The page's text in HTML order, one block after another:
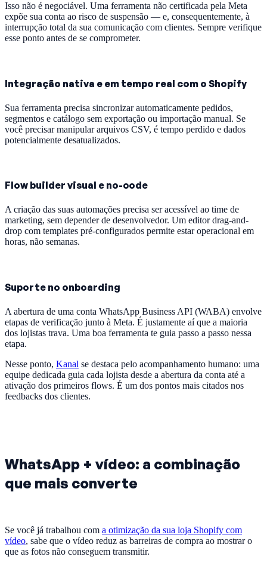
Isso não é negociável. Uma ferramenta não certificada pela Meta
expõe sua conta ao risco de suspensão — e, consequentemente, à
interrupção total da sua comunicação com clientes. Sempre verifique
esse ponto antes de se comprometer.
Integração nativa e em tempo real com o Shopify
Sua ferramenta precisa sincronizar automaticamente pedidos,
segmentos e catálogo sem exportação ou importação manual. Se
você precisar manipular arquivos CSV, é tempo perdido e dados
potencialmente desatualizados.
Flow builder visual e no-code
A criação das suas automações precisa ser acessível ao time de
marketing, sem depender de desenvolvedor. Um editor drag-and-
drop com templates pré-configurados permite estar operacional em
horas, não semanas.
Suporte no onboarding
A abertura de uma conta WhatsApp Business API (WABA) envolve
etapas de verificação junto à Meta. É justamente aí que a maioria
dos lojistas trava. Uma boa ferramenta te guia passo a passo nessa
etapa.
Nesse ponto, Kanal se destaca pelo acompanhamento humano: uma
equipe dedicada guia cada lojista desde a abertura da conta até a
ativação dos primeiros flows. É um dos pontos mais citados nos
feedbacks dos clientes.
WhatsApp + vídeo: a combinação
que mais converte
Se você já trabalhou com a otimização da sua loja Shopify com
vídeo, sabe que o vídeo reduz as barreiras de compra ao mostrar o
que as fotos não conseguem transmitir.